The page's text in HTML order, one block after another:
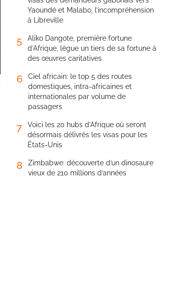
Yaoundé et Malabo, l’incompréhension
à Libreville
5
Aliko Dangote, première fortune
d’Afrique, lègue un tiers de sa fortune à
des œuvres caritatives
6
Ciel africain: le top 5 des routes
domestiques, intra-africaines et
internationales par volume de
passagers
7
Voici les 20 hubs d’Afrique où seront
désormais délivrés les visas pour les
États-Unis
8
Zimbabwe: découverte d’un dinosaure
vieux de 210 millions d’années